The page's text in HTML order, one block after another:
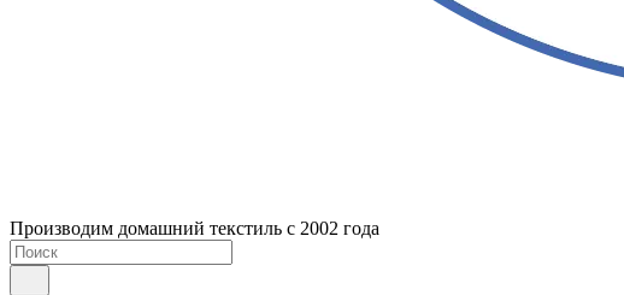
Производим домашний текстиль с 2002 года